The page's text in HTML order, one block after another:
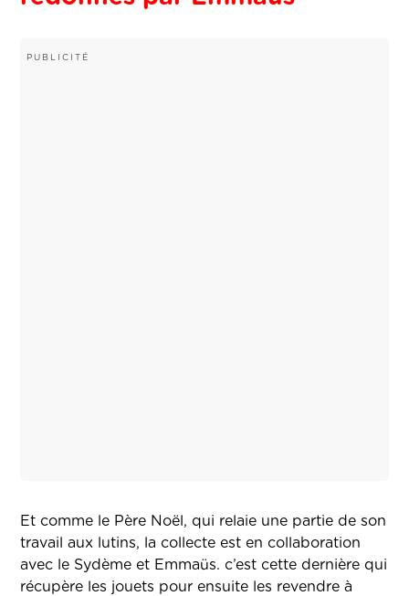
Et comme le Père Noël, qui relaie une partie de son
travail aux lutins, la collecte est en collaboration
avec le Sydème et Emmaüs. c’est cette dernière qui
récupère les jouets pour ensuite les revendre à